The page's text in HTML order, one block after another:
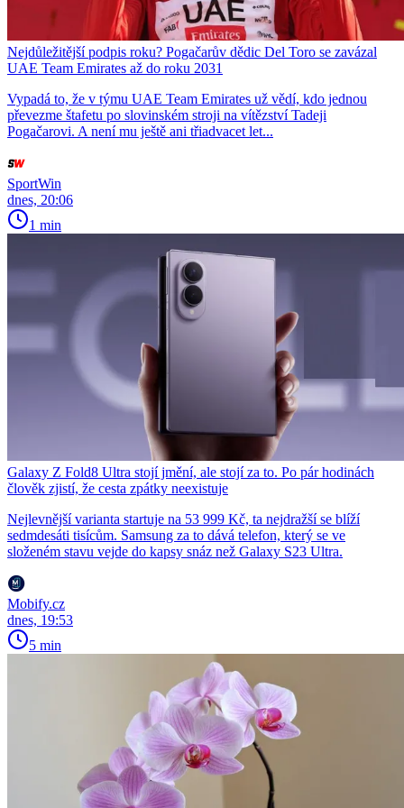
Nejdůležitější podpis roku? Pogačarův dědic Del Toro se zavázal
UAE Team Emirates až do roku 2031
Vypadá to, že v týmu UAE Team Emirates už vědí, kdo jednou
převezme štafetu po slovinském stroji na vítězství Tadeji
Pogačarovi. A není mu ještě ani třiadvacet let...
SportWin
dnes, 20:06
1 min
Galaxy Z Fold8 Ultra stojí jmění, ale stojí za to. Po pár hodinách
člověk zjistí, že cesta zpátky neexistuje
Nejlevnější varianta startuje na 53 999 Kč, ta nejdražší se blíží
sedmdesáti tisícům. Samsung za to dává telefon, který se ve
složeném stavu vejde do kapsy snáz než Galaxy S23 Ultra.
Mobify.cz
dnes, 19:53
5 min